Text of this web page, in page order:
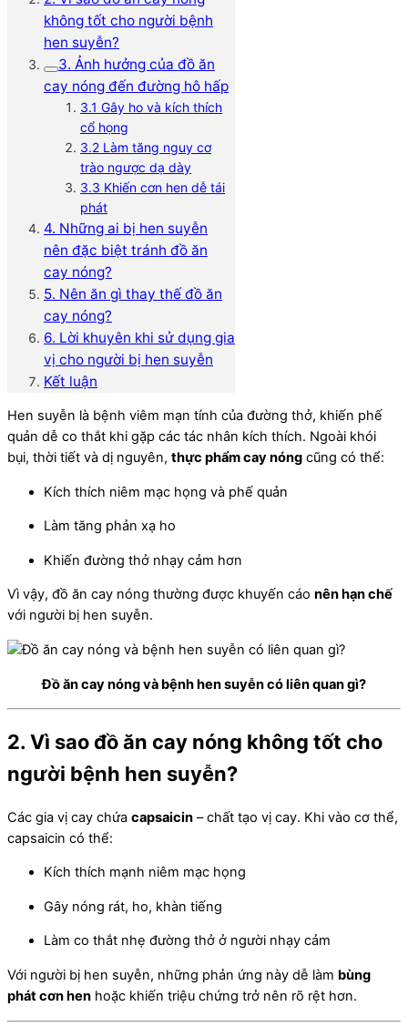
không tốt cho người bệnh
hen suyễn?
3. Ảnh hưởng của đồ ăn
cay nóng đến đường hô hấp
3.1 Gây ho và kích thích
cổ họng
3.2 Làm tăng nguy cơ
trào ngược dạ dày
3.3 Khiến cơn hen dễ tái
phát
4. Những ai bị hen suyễn
nên đặc biệt tránh đồ ăn
cay nóng?
5. Nên ăn gì thay thế đồ ăn
cay nóng?
6. Lời khuyên khi sử dụng gia
vị cho người bị hen suyễn
Kết luận
Hen suyễn là bệnh viêm mạn tính của đường thở, khiến phế
quản dễ co thắt khi gặp các tác nhân kích thích. Ngoài khói
bụi, thời tiết và dị nguyên, thực phẩm cay nóng cũng có thể:
Kích thích niêm mạc họng và phế quản
Làm tăng phản xạ ho
Khiến đường thở nhạy cảm hơn
Vì vậy, đồ ăn cay nóng thường được khuyến cáo nên hạn chế
với người bị hen suyễn.
Đồ ăn cay nóng và bệnh hen suyễn có liên quan gì?
2. Vì sao đồ ăn cay nóng không tốt cho
người bệnh hen suyễn?
Các gia vị cay chứa capsaicin – chất tạo vị cay. Khi vào cơ thể,
capsaicin có thể:
Kích thích mạnh niêm mạc họng
Gây nóng rát, ho, khàn tiếng
Làm co thắt nhẹ đường thở ở người nhạy cảm
Với người bị hen suyễn, những phản ứng này dễ làm bùng
phát cơn hen hoặc khiến triệu chứng trở nên rõ rệt hơn.